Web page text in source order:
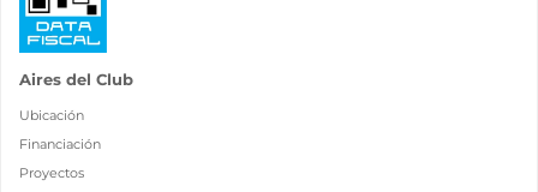
Aires del Club
Ubicación
Financiación
Proyectos